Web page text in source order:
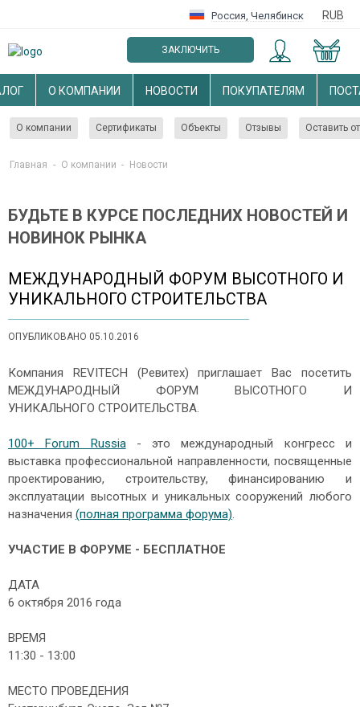
Россия, Челябинск RUB
ЗАКЛЮЧИТЬ
ОПТОВЫЙ ДОГОВОР
О КОМПАНИИ НОВОСТИ ПОКУПАТЕЛЯМ
О компании Сертификаты Объекты Отзывы Оставить
Главная - О компании - Новости
БУДЬТЕ В КУРСЕ ПОСЛЕДНИХ НОВОСТЕЙ И
НОВИНОК РЫНКА
МЕЖДУНАРОДНЫЙ ФОРУМ ВЫСОТНОГО И
УНИКАЛЬНОГО СТРОИТЕЛЬСТВА
ОПУБЛИКОВАНО 05.10.2016
Компания REVITECH (Ревитех) приглашает Вас посетить
МЕЖДУНАРОДНЫЙ ФОРУМ ВЫСОТНОГО И
УНИКАЛЬНОГО СТРОИТЕЛЬСТВА.
100+ Forum Russia- это международный конгресс и
выставка профессиональной направленности, посвященные
проектированию, строительству, финансированию и
эксплуатации высотных и уникальных сооружений любого
назначения (полная программа форума).
УЧАСТИЕ В ФОРУМЕ - БЕСПЛАТНОЕ
ДАТА
6 октября 2016 года
ВРЕМЯ
11:30 - 13:00
МЕСТО ПРОВЕДЕНИЯ